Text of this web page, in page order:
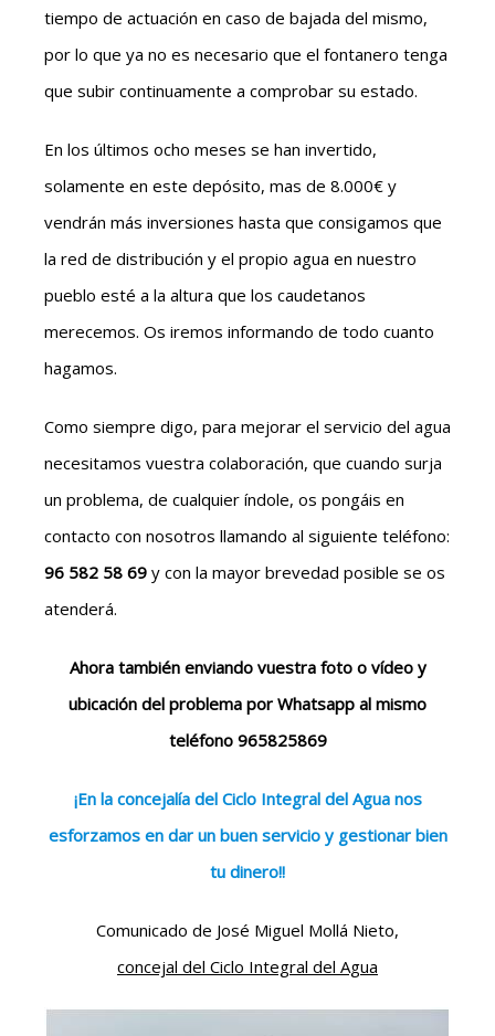
tiempo de actuación en caso de bajada del mismo,
por lo que ya no es necesario que el fontanero tenga
que subir continuamente a comprobar su estado.
En los últimos ocho meses se han invertido,
solamente en este depósito, mas de 8.000€ y
vendrán más inversiones hasta que consigamos que
la red de distribución y el propio agua en nuestro
pueblo esté a la altura que los caudetanos
merecemos. Os iremos informando de todo cuanto
hagamos.
Como siempre digo, para mejorar el servicio del agua
necesitamos vuestra colaboración, que cuando surja
un problema, de cualquier índole, os pongáis en
contacto con nosotros llamando al siguiente teléfono:
96 582 58 69 y con la mayor brevedad posible se os
atenderá.
Ahora también enviando vuestra foto o vídeo y
ubicación del problema por Whatsapp al mismo
teléfono 965825869
¡En la concejalía del Ciclo Integral del Agua nos
esforzamos en dar un buen servicio y gestionar bien
tu dinero!!
Comunicado de José Miguel Mollá Nieto,
concejal del Ciclo Integral del Agua